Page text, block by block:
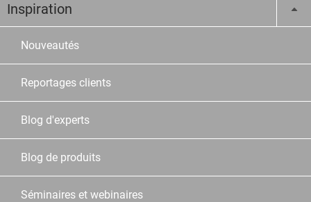
Inspiration
Nouveautés
Reportages clients
Blog d'experts
Blog de produits
Séminaires et webinaires